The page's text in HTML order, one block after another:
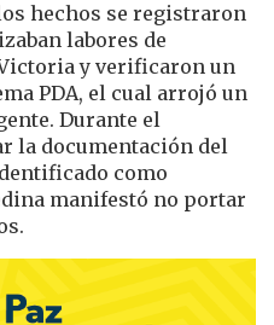
hechos se registraron
labores de
y verificaron un
PDA, el cual arrojó un
Durante el
la documentación del
como
manifestó no portar